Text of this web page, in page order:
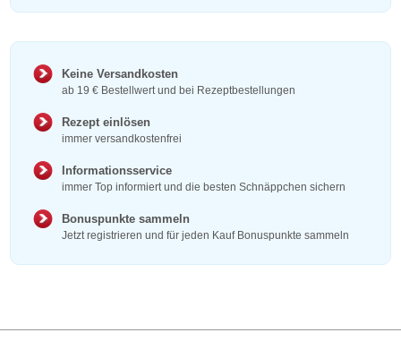
Keine Versandkosten
ab 19 € Bestellwert und bei Rezeptbestellungen
Rezept einlösen
immer versandkostenfrei
Informationsservice
immer Top informiert und die besten Schnäppchen sichern
Bonuspunkte sammeln
Jetzt registrieren und für jeden Kauf Bonuspunkte sammeln